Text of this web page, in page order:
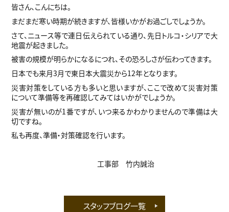
皆さん、こんにちは。
まだまだ寒い時期が続きますが、皆様いかがお過ごしでしょうか。
さて、ニュース等で連日伝えられている通り、先日トルコ・シリアで大
地震が起きました。
被害の規模が明らかになるにつれ、その恐ろしさが伝わってきます。
日本でも来月3月で東日本大震災から12年となります。
災害対策をしている方も多いと思いますが、ここで改めて災害対策
について準備等を再確認してみてはいかがでしょうか。
災害が無いのが1番ですが、いつ来るかわかりませんので準備は大
切ですね。
私も再度、準備・対策確認を行います。
工事部 竹内誠治
スタッフブログ一覧